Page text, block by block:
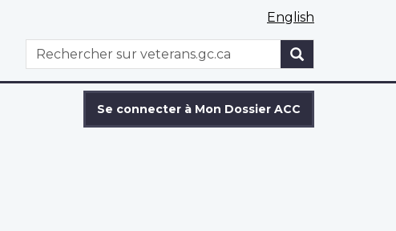
English
WxT
Search
Rechercher
Se connecter à Mon Dossier ACC